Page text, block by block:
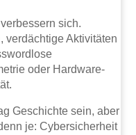
sich.
verdächtige Aktivitäten
oder Hardware-
Geschichte sein, aber
je: Cybersicherheit